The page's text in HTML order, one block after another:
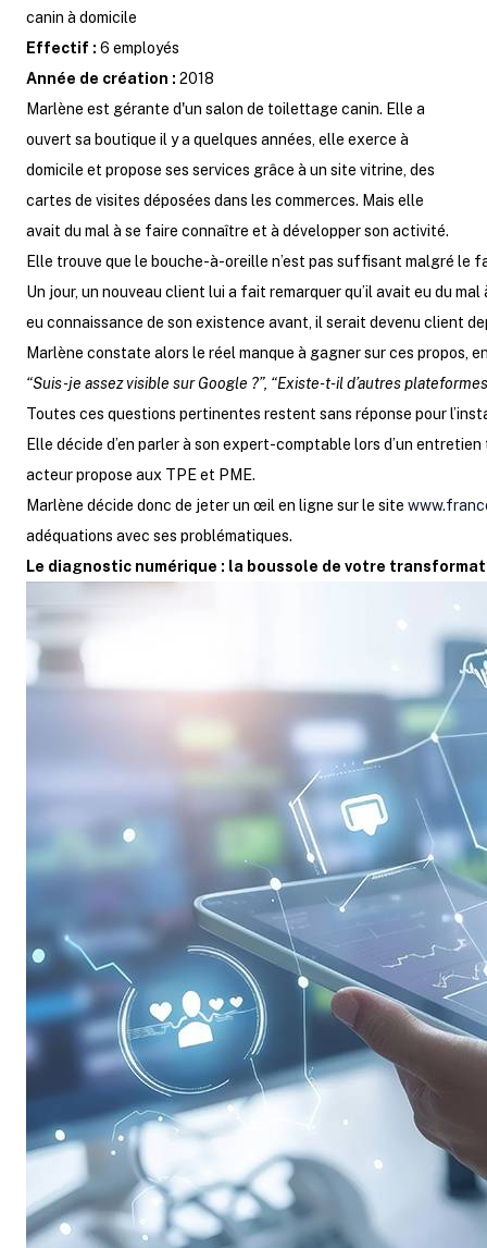
canin à domicile
Effectif : 6 employés
Année de création : 2018
Marlène est gérante d'un salon de toilettage canin. Elle a
ouvert sa boutique il y a quelques années, elle exerce à
domicile et propose ses services grâce à un site vitrine, des
cartes de visites déposées dans les commerces. Mais elle
avait du mal à se faire connaître et à développer son activité.
Elle trouve que le bouche-à-oreille n’est pas suffisant malgré le
Un jour, un nouveau client lui a fait remarquer qu’il avait eu du
eu connaissance de son existence avant, il serait devenu client
Marlène constate alors le réel manque à gagner sur ces propos,
“Suis-je assez visible sur Google ?”, “Existe-t-il d’autres
Toutes ces questions pertinentes restent sans réponse pour
Elle décide d’en parler à son expert-comptable lors d’un
acteur propose aux TPE et PME.
Marlène décide donc de jeter un œil en ligne sur le site
adéquations avec ses problématiques.
Le diagnostic numérique : la boussole de votre